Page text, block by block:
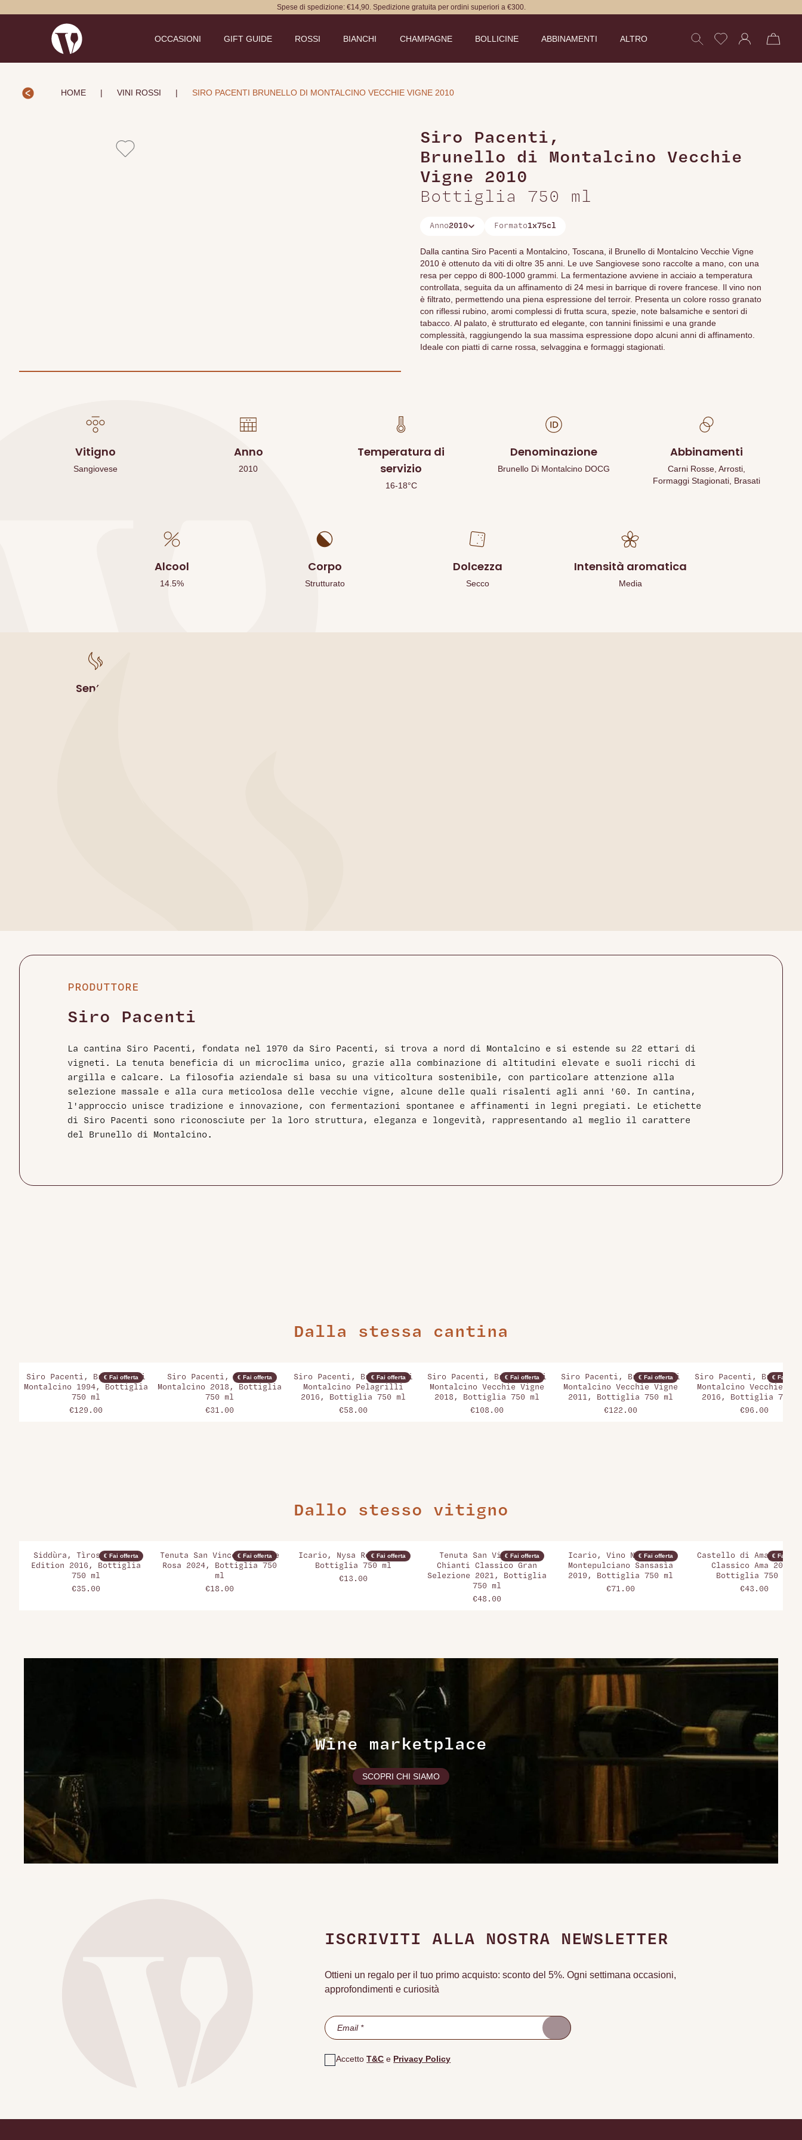
Spese di spedizione: €14,90. Spedizione gratuita per ordini superiori a €300.
OCCASIONI GIFT GUIDE ROSSI BIANCHI CHAMPAGNE BOLLICINE ABBINAMENTI ALTRO
HOME | VINI ROSSI | SIRO PACENTI BRUNELLO DI MONTALCINO VECCHIE VIGNE 2010
Siro Pacenti ,
Brunello di Montalcino Vecchie
Vigne 2010
Bottiglia 750 ml
Anno2010 Formato1x75cl
Dalla cantina Siro Pacenti a Montalcino, Toscana, il Brunello di Montalcino Vecchie Vigne
2010 è ottenuto da viti di oltre 35 anni. Le uve Sangiovese sono raccolte a mano, con una
resa per ceppo di 800-1000 grammi. La fermentazione avviene in acciaio a temperatura
controllata, seguita da un affinamento di 24 mesi in barrique di rovere francese. Il vino non
è filtrato, permettendo una piena espressione del terroir. Presenta un colore rosso granato
con riflessi rubino, aromi complessi di frutta scura, spezie, note balsamiche e sentori di
tabacco. Al palato, è strutturato ed elegante, con tannini finissimi e una grande
complessità, raggiungendo la sua massima espressione dopo alcuni anni di affinamento.
Ideale con piatti di carne rossa, selvaggina e formaggi stagionati.
Vitigno
Sangiovese
Anno
2010
Temperatura di
servizio
16-18°C
Denominazione
Brunello Di Montalcino DOCG
Abbinamenti
Carni Rosse, Arrosti,
Formaggi Stagionati, Brasati
Alcool
14.5%
Corpo
Strutturato
Dolcezza
Secco
Intensità aromatica
Media
Sentori
PRODUTTORE
Siro Pacenti
La cantina Siro Pacenti, fondata nel 1970 da Siro Pacenti, si trova a nord di Montalcino e si estende su 22 ettari di
vigneti. La tenuta beneficia di un microclima unico, grazie alla combinazione di altitudini elevate e suoli ricchi di
argilla e calcare. La filosofia aziendale si basa su una viticoltura sostenibile, con particolare attenzione alla
selezione massale e alla cura meticolosa delle vecchie vigne, alcune delle quali risalenti agli anni '60. In cantina,
l'approccio unisce tradizione e innovazione, con fermentazioni spontanee e affinamenti in legni pregiati. Le etichette
di Siro Pacenti sono riconosciute per la loro struttura, eleganza e longevità, rappresentando al meglio il carattere
del Brunello di Montalcino.
Dalla stessa cantina
€ Fai offerta
Siro Pacenti, Brunello di
Montalcino 1994, Bottiglia
750 ml
€129.00
€ Fai offerta
Siro Pacenti, Rosso di
Montalcino 2018, Bottiglia
750 ml
€31.00
€ Fai offerta
Siro Pacenti, Brunello di
Montalcino Pelagrilli
2016, Bottiglia 750 ml
€58.00
€ Fai offerta
Siro Pacenti, Brunello di
Montalcino Vecchie Vigne
2018, Bottiglia 750 ml
€108.00
€ Fai offerta
Siro Pacenti, Brunello di
Montalcino Vecchie Vigne
2011, Bottiglia 750 ml
€122.00
€ Fai
Siro Pacenti,
Montalcino Vecchie
2016, Bottiglia 750
€96.00
Dallo stesso vitigno
€ Fai offerta
Siddùra, Tìros Limited
Edition 2016, Bottiglia
750 ml
€35.00
€ Fai offerta
Tenuta San Vincenti, Gote
Rosa 2024, Bottiglia 750
ml
€18.00
€ Fai offerta
Icario, Nysa Rosè 2024,
Bottiglia 750 ml
€13.00
€ Fai offerta
Tenuta San Vincenti,
Chianti Classico Gran
Selezione 2021, Bottiglia
750 ml
€48.00
€ Fai offerta
Icario, Vino Nobile di
Montepulciano Sansasìa
2019, Bottiglia 750 ml
€71.00
€ Fai
Castello di Ama,
Classico Ama 2004,
Bottiglia 750 ml
€43.00
Wine marketplace
SCOPRI CHI SIAMO
ISCRIVITI ALLA NOSTRA NEWSLETTER
Ottieni un regalo per il tuo primo acquisto: sconto del 5%. Ogni settimana occasioni,
approfondimenti e curiosità
AccettoT&C e Privacy Policy